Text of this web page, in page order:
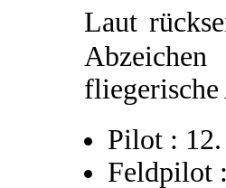
Laut
fliegerische
Pilot :
Feldpilot